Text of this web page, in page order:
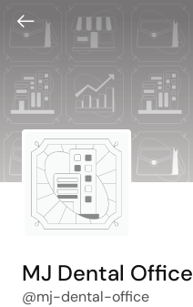
MJ Dental Office
@mj-dental-office